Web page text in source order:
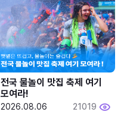
전국 물놀이 맛집 축제 여기
모여라!
2026.08.06 21019